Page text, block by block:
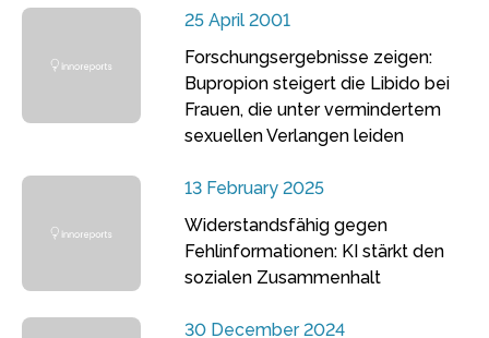
25 April 2001
Forschungsergebnisse zeigen:
Bupropion steigert die Libido bei
Frauen, die unter vermindertem
sexuellen Verlangen leiden
13 February 2025
Widerstandsfähig gegen
Fehlinformationen: KI stärkt den
sozialen Zusammenhalt
30 December 2024